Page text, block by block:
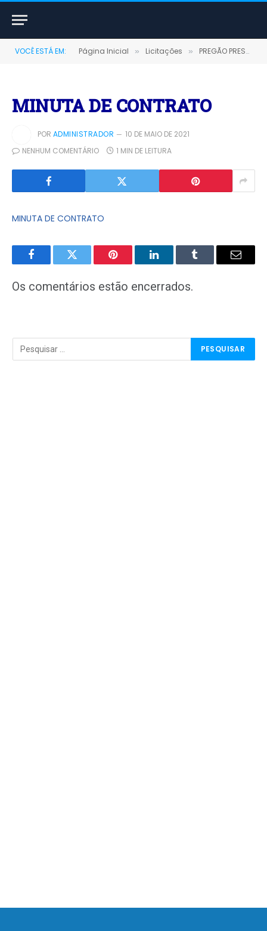
VOCÊ ESTÁ EM: Página Inicial » Licitações » PREGÃO PRESENCIAL Nº 0055/2020-SRP (REGISTRO DE PREÇO PARA A AQUISIÇÃO DE REFEIÇÃO DESTINADO AO FUNDO DE MEIO AMBIENTE)
MINUTA DE CONTRATO
POR ADMINISTRADOR
10 DE MAIO DE 2021
NENHUM COMENTÁRIO
1 MIN DE LEITURA
MINUTA DE CONTRATO
FacebookTwitter Pinterest LinkedInTumblr
E-
Os comentários estão encerrados.